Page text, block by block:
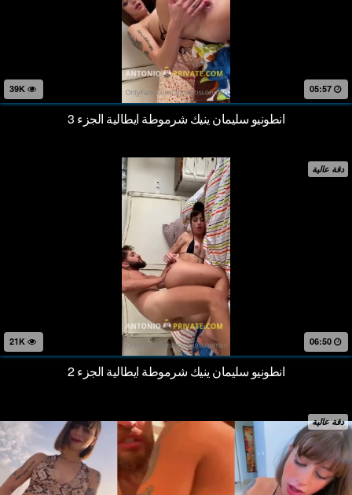
05:57
انطونيو سليمان ينيك شرموطة ايطالية الجزء 3
دقة عالية
06:50
انطونيو سليمان ينيك شرموطة ايطالية الجزء 2
دقة عالية